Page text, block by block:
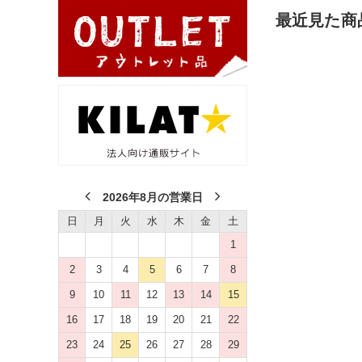
2026年8月の営業日
日 月 火 水 木 金
土
1
2 3 4 5 6 7 8
9 10 11 12 13 14 15
16 17 18 19 20 21 22
23 24 25 26 27 28 29
最近見た商